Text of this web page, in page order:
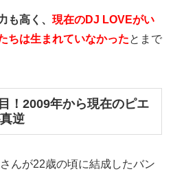
も高く、 現在のDJ LOVEがい
ちは生まれていなかったとまで
！2009年から現在のピエ
逆
んが22歳の頃に結成したバン